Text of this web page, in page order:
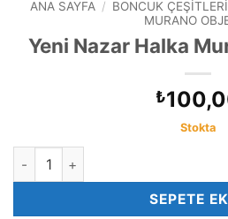
ANA SAYFA / BONCUK ÇEŞITLERI
MURANO
Yeni Nazar Halka
₺
Stokta
Yeni Nazar Halka Murano Obje Mavi
SEPETE